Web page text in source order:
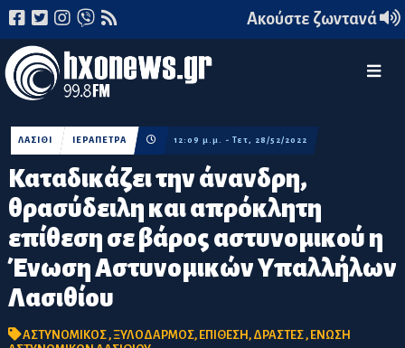
Ακούστε ζωντανά
Καταδικάζει την άνανδρη,
θρασύδειλη και απρόκλητη
επίθεση σε βάρος αστυνομικού η
Ένωση Αστυνομικών Υπαλλήλων
Λασιθίου
ΛΑΣΙΘΙ ΙΕΡΑΠΕΤΡΑ 12:09 μ.μ. - Τετ, 28/52/2022
ΑΣΤΥΝΟΜΙΚΟΣ,ΞΥΛΟΔΑΡΜΟΣ, ΕΠΙΘΕΣΗ, ΔΡΑΣΤΕΣ, ΕΝΩΣΗ